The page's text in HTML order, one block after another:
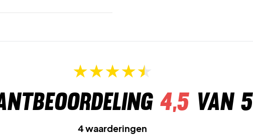
4,5van 5
4 waarderingen